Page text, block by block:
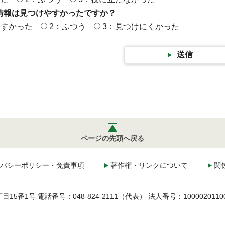
報は見つけやすかったですか？
かった
2：ふつう 3：見つけにくかった
送信
ページの先頭へ戻る
シーポリシー・免責事項 著作権・リンクについて 関
目15番1号 電話番号：048-824-2111（代表） 法人番号：